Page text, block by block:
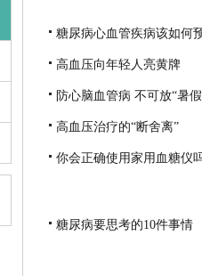
糖尿病心血管疾病该如何
高血压向年轻人亮黄牌
防心脑血管病 不可放“暑
高血压治疗的“断舍离”
你会正确使用家用血糖仪
糖尿病要思考的10件事情